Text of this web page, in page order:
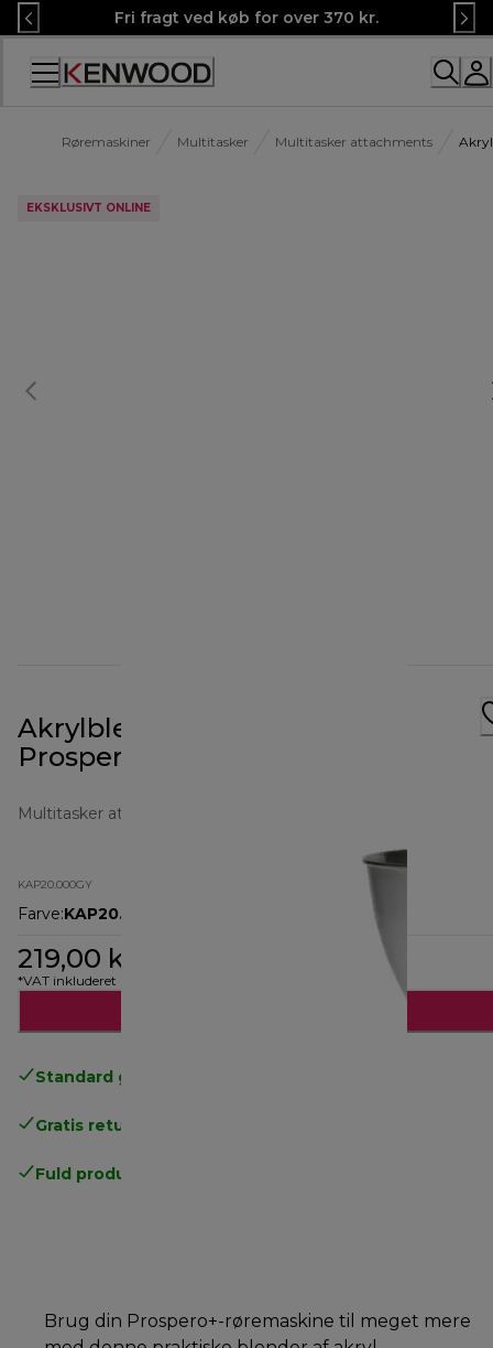
Skip
to
Content
Fri fragt ved køb for over 370 kr.
Røremaskiner Multitasker Multitasker attachments
EKSKLUSIVT ONLINE
Akrylblender - tilbehør til
Prospero+ - KAP20.000GY
Multitasker attachments
KAP20.000GY
Farve:KAP20.000GY
219,00 kr.
*VAT inkluderet
Standard gratis levering
Gratis returneringer
Fuld producentgaranti
Brug din Prospero+-røremaskine til meget mere